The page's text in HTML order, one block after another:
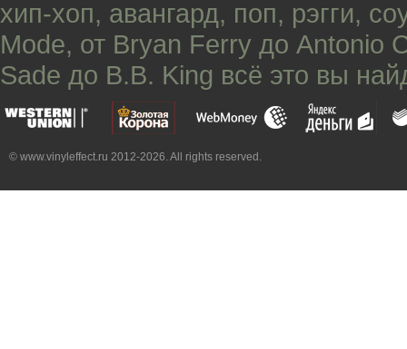
хип-хоп, авангард, поп, рэгги,
Mode, от Bryan Ferry до Antonio
Sade до B.B. King всё это вы
© www.vinyleffect.ru 2012-2026. All rights reserved.